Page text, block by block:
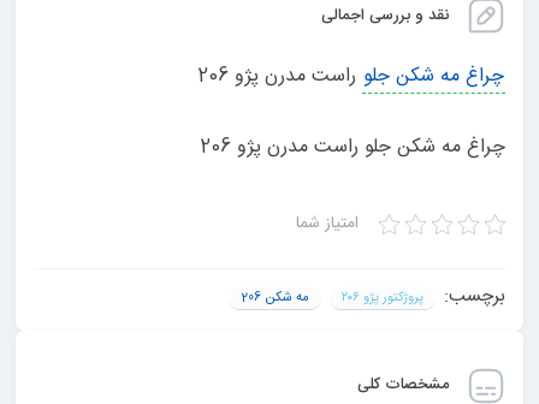
نقد و بررسی اجمالی
چراغ مه شکن جلو راست مدرن پژو 206
چراغ مه شکن جلو راست مدرن پژو 206
امتیاز شما
برچسب: پروژکتور پژو ۲۰۶ مه شکن 206
مشخصات کلی